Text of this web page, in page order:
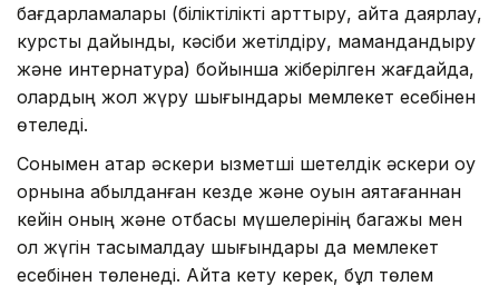
бағдарламалары (біліктілікті арттыру, қайта даярлау,
курстық дайындық, кәсіби жетілдіру, мамандандыру
және интернатура) бойынша жіберілген жағдайда,
олардың жол жүру шығындары мемлекет есебінен
өтеледі.
Сонымен қатар әскери қызметші шетелдік әскери оқу
орнына қабылданған кезде және оқуын аяқтағаннан
кейін оның және отбасы мүшелерінің багажы мен
қол жүгін тасымалдау шығындары да мемлекет
есебінен төленеді. Айта кету керек, бұл төлем